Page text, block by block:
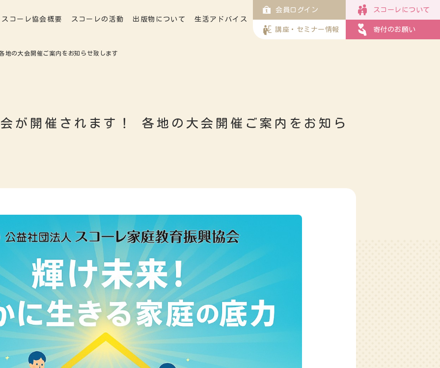
会員ログイン スコーレについて
講座・セミナー情報 寄付のお願い
スコーレ協会概要 スコーレの活動 出版物について 生活アドバイス
の大会開催ご案内をお知らせ致します
が開催されます！ 各地の大会開催ご案内をお知ら